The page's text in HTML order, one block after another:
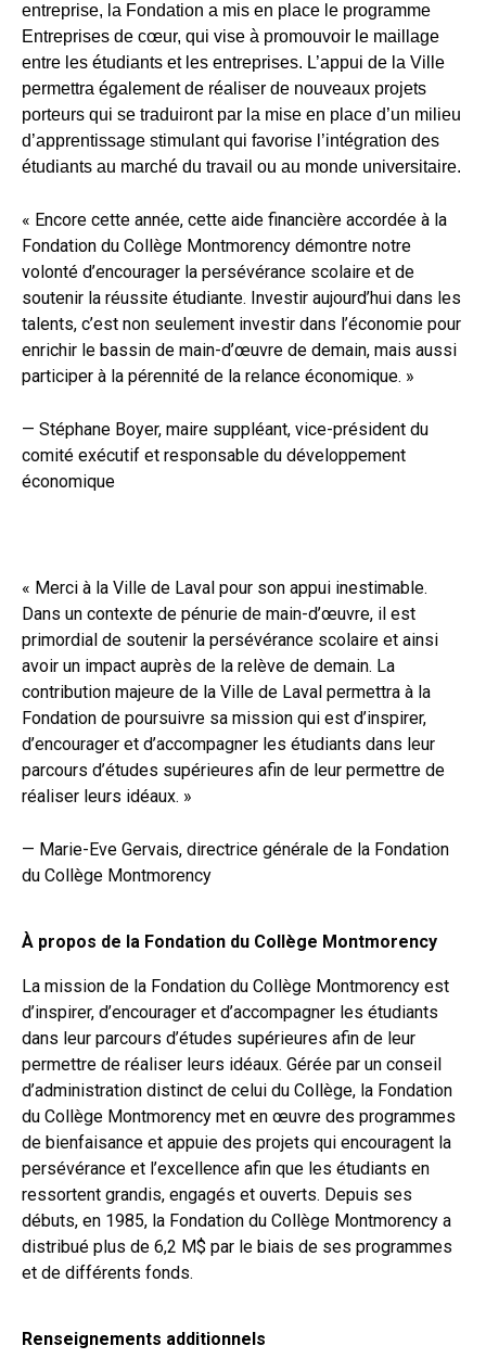
entreprise, la Fondation a mis en place le programme
Entreprises de cœur, qui vise à promouvoir le maillage
entre les étudiants et les entreprises. L’appui de la Ville
permettra également de réaliser de nouveaux projets
porteurs qui se traduiront par la mise en place d’un milieu
d’apprentissage stimulant qui favorise l’intégration des
étudiants au marché du travail ou au monde universitaire.
« Encore cette année, cette aide financière accordée à la
Fondation du Collège Montmorency démontre notre
volonté d’encourager la persévérance scolaire et de
soutenir la réussite étudiante. Investir aujourd’hui dans les
talents, c’est non seulement investir dans l’économie pour
enrichir le bassin de main-d’œuvre de demain, mais aussi
participer à la pérennité de la relance économique. »
— Stéphane Boyer, maire suppléant, vice-président du
comité exécutif et responsable du développement
économique
« Merci à la Ville de Laval pour son appui inestimable.
Dans un contexte de pénurie de main-d’œuvre, il est
primordial de soutenir la persévérance scolaire et ainsi
avoir un impact auprès de la relève de demain. La
contribution majeure de la Ville de Laval permettra à la
Fondation de poursuivre sa mission qui est d’inspirer,
d’encourager et d’accompagner les étudiants dans leur
parcours d’études supérieures afin de leur permettre de
réaliser leurs idéaux. »
— Marie-Eve Gervais, directrice générale de la Fondation
du Collège Montmorency
À propos de la Fondation du Collège Montmorency
La mission de la Fondation du Collège Montmorency est
d’inspirer, d’encourager et d’accompagner les étudiants
dans leur parcours d’études supérieures afin de leur
permettre de réaliser leurs idéaux. Gérée par un conseil
d’administration distinct de celui du Collège, la Fondation
du Collège Montmorency met en œuvre des programmes
de bienfaisance et appuie des projets qui encouragent la
persévérance et l’excellence afin que les étudiants en
ressortent grandis, engagés et ouverts. Depuis ses
débuts, en 1985, la Fondation du Collège Montmorency a
distribué plus de 6,2 M$ par le biais de ses programmes
et de différents fonds.
Renseignements additionnels